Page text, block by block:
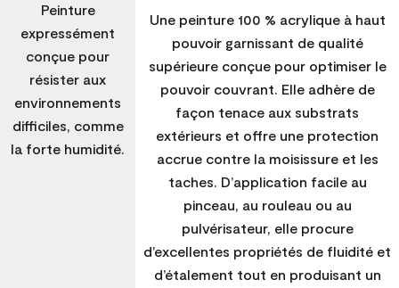
Peinture
expressément
conçue pour
résister aux
environnements
difficiles, comme
la forte humidité.
Une peinture 100 % acrylique à haut
pouvoir garnissant de qualité
supérieure conçue pour optimiser le
pouvoir couvrant. Elle adhère de
façon tenace aux substrats
extérieurs et offre une protection
accrue contre la moisissure et les
taches. D’application facile au
pinceau, au rouleau ou au
pulvérisateur, elle procure
d’excellentes propriétés de fluidité et
d’étalement tout en produisant un